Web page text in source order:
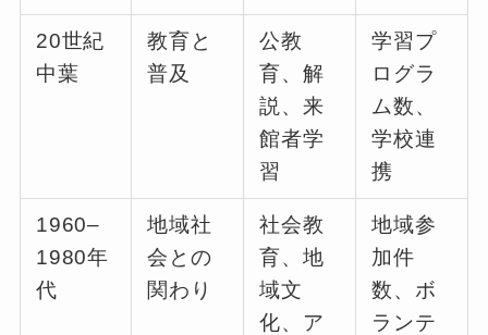
20世紀
中葉
教育と
普及
公教
育、解
説、来
館者学
習
学習プ
ログラ
ム数、
学校連
携
1960–
1980年
代
地域社
会との
関わり
社会教
育、地
域文
化、ア
地域参
加件
数、ボ
ランテ